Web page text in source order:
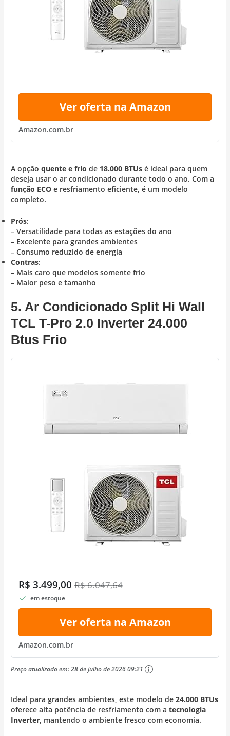
Ver oferta na Amazon
Amazon.com.br
A opçãoquente e frio de 18.000 BTUs é ideal para quem
deseja usar o ar condicionado durante todo o ano. Com a
função ECO e resfriamento eficiente, é um modelo
completo.
Prós:
– Versatilidade para todas as estações do ano
– Excelente para grandes ambientes
– Consumo reduzido de energia
Contras:
– Mais caro que modelos somente frio
– Maior peso e tamanho
5. Ar Condicionado Split Hi Wall
TCL T-Pro 2.0 Inverter 24.000
Btus Frio
R$ 3.499,00R$ 6.047,64
em estoque
Ver oferta na Amazon
Amazon.com.br
Preço atualizado em:28 de julho de 2026 09:21
Ideal para grandes ambientes, este modelo de24.000 BTUs
oferece alta potência de resfriamento com atecnologia
Inverter, mantendo o ambiente fresco com economia.